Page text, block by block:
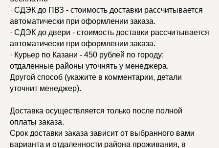
· СДЭК до ПВЗ - стоимость доставки рассчитывается
автоматически при оформлении заказа.
· СДЭК до двери - стоимость доставки рассчитывается
автоматически при оформлении заказа.
· Курьер по Казани - 450 рублей по городу;
отдаленные районы уточнять у менеджера.
Другой способ (укажите в комментарии, детали
уточнит менеджер).
Доставка осуществляется только после полной
оплаты заказа.
Срок доставки заказа зависит от выбранного вами
варианта и отдаленности района проживания, в